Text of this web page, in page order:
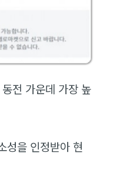
전 가운데 가장 높
성을 인정받아 현